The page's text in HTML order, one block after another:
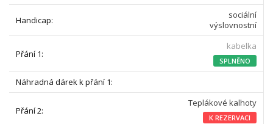
sociální
výslovnostní
kabelka
SPLNĚNO
Teplákové kalhoty
K REZERVACI